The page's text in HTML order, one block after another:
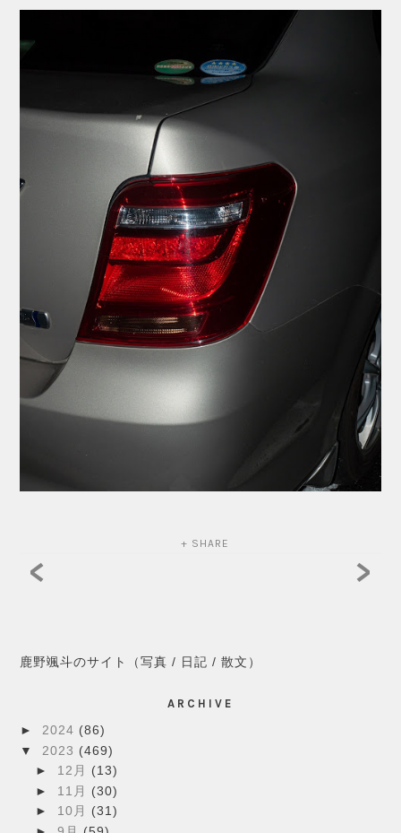
+ SHARE
< >
鹿野颯斗のサイト（写真 / 日記 / 散文）
ARCHIVE
►2024 (86)
▼ 2023 (469)
► 12月 (13)
► 11月 (30)
► 10月 (31)